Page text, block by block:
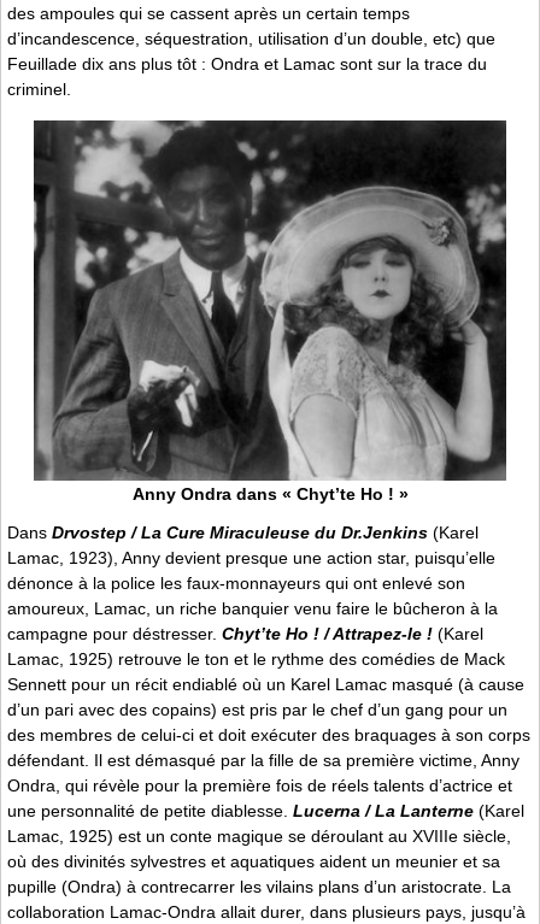
des ampoules qui se cassent après un certain temps
d’incandescence, séquestration, utilisation d’un double, etc) que
Feuillade dix ans plus tôt : Ondra et Lamac sont sur la trace du
criminel.
Anny Ondra dans « Chyt’te Ho ! »
Dans Drvostep / La Cure Miraculeuse du Dr.Jenkins (Karel
Lamac, 1923), Anny devient presque une action star, puisqu’elle
dénonce à la police les faux-monnayeurs qui ont enlevé son
amoureux, Lamac, un riche banquier venu faire le bûcheron à la
campagne pour déstresser. Chyt’te Ho ! / Attrapez-le ! (Karel
Lamac, 1925) retrouve le ton et le rythme des comédies de Mack
Sennett pour un récit endiablé où un Karel Lamac masqué (à cause
d’un pari avec des copains) est pris par le chef d’un gang pour un
des membres de celui-ci et doit exécuter des braquages à son corps
défendant. Il est démasqué par la fille de sa première victime, Anny
Ondra, qui révèle pour la première fois de réels talents d’actrice et
une personnalité de petite diablesse. Lucerna / La Lanterne (Karel
Lamac, 1925) est un conte magique se déroulant au XVIIIe siècle,
où des divinités sylvestres et aquatiques aident un meunier et sa
pupille (Ondra) à contrecarrer les vilains plans d’un aristocrate. La
collaboration Lamac-Ondra allait durer, dans plusieurs pays, jusqu’à